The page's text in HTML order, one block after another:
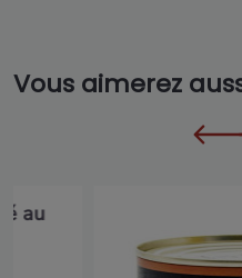
Vous aimerez
au